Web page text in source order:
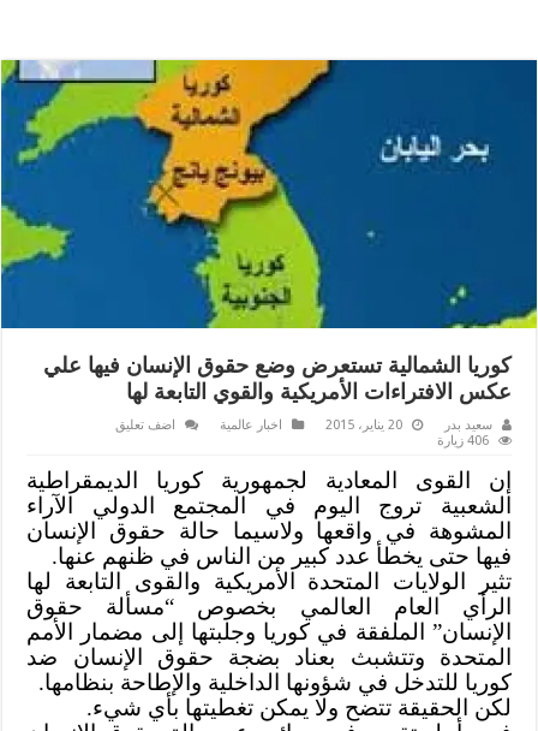
كوريا الشمالية تستعرض وضع حقوق الإنسان فيها علي
عكس الافتراءات الأمريكية والقوي التابعة لها
سعيد بدر 20 يناير، 2015 اخبار عالمية
اضف تعليق
406 زيارة
إن القوى المعادية لجمهورية كوريا الديمقراطية
الشعبية تروج اليوم في المجتمع الدولي الآراء
المشوهة في واقعها ولاسيما حالة حقوق الإنسان
فيها حتى يخطأ عدد كبير من الناس في ظنهم عنها.
تثير الولايات المتحدة الأمريكية والقوى التابعة لها
الرأي العام العالمي بخصوص “مسألة حقوق
الإنسان” الملفقة في كوريا وجلبتها إلى مضمار الأمم
المتحدة وتتشبث بعناد بضجة حقوق الإنسان ضد
كوريا للتدخل في شؤونها الداخلية والإطاحة بنظامها.
لكن الحقيقة تتضح ولا يمكن تغطيتها بأي شيء.